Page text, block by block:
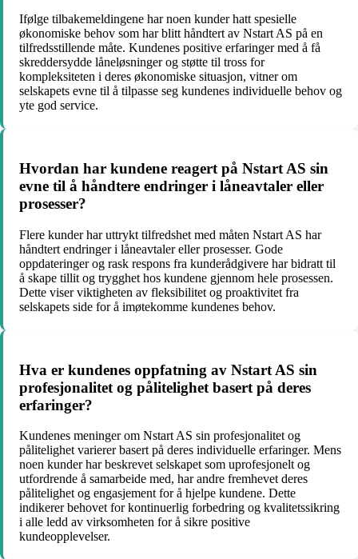
Ifølge tilbakemeldingene har noen kunder hatt spesielle
økonomiske behov som har blitt håndtert av Nstart AS på en
tilfredsstillende måte. Kundenes positive erfaringer med å få
skreddersydde låneløsninger og støtte til tross for
kompleksiteten i deres økonomiske situasjon, vitner om
selskapets evne til å tilpasse seg kundenes individuelle behov og
yte god service.
Hvordan har kundene reagert på Nstart AS sin
evne til å håndtere endringer i låneavtaler eller
prosesser?
Flere kunder har uttrykt tilfredshet med måten Nstart AS har
håndtert endringer i låneavtaler eller prosesser. Gode
oppdateringer og rask respons fra kunderådgivere har bidratt til
å skape tillit og trygghet hos kundene gjennom hele prosessen.
Dette viser viktigheten av fleksibilitet og proaktivitet fra
selskapets side for å imøtekomme kundenes behov.
Hva er kundenes oppfatning av Nstart AS sin
profesjonalitet og pålitelighet basert på deres
erfaringer?
Kundenes meninger om Nstart AS sin profesjonalitet og
pålitelighet varierer basert på deres individuelle erfaringer. Mens
noen kunder har beskrevet selskapet som uprofesjonelt og
utfordrende å samarbeide med, har andre fremhevet deres
pålitelighet og engasjement for å hjelpe kundene. Dette
indikerer behovet for kontinuerlig forbedring og kvalitetssikring
i alle ledd av virksomheten for å sikre positive
kundeopplevelser.